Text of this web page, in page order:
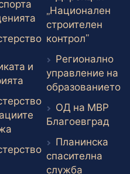
Външен линк
и
Външен линк
Външен линк
„Национален
строителен
контрол”Външен
Регионално
управление на
образованието
ОД на МВР
Благоевград
Планинска
спасителна
служба